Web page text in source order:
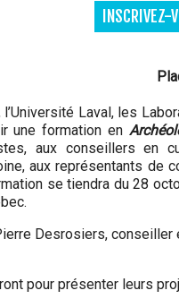
INSCRIVEZ-
Laval, les
une formation en
aux conseillers en
aux représentants de
se tiendra du 28
Desrosiers, conseiller
pour présenter leurs